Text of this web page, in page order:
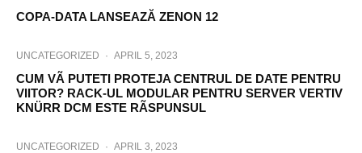
COPA-DATA LANSEAZĂ ZENON 12
UNCATEGORIZED · APRIL 5, 2023
CUM VÃ PUTETI PROTEJA CENTRUL DE DATE PENTRU
VIITOR? RACK-UL MODULAR PENTRU SERVER VERTIV
KNÜRR DCM ESTE RÃSPUNSUL
UNCATEGORIZED · APRIL 3, 2023